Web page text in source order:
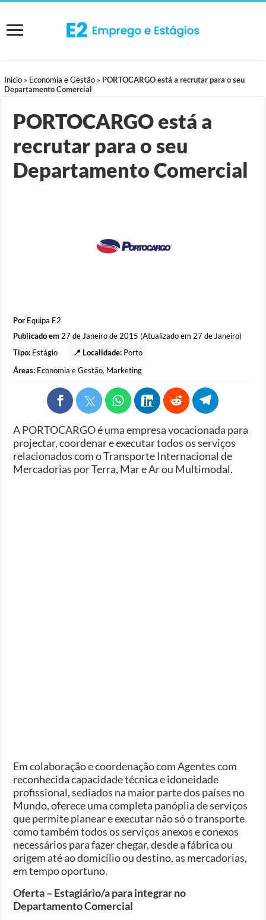
Início » Economia e Gestão » PORTOCARGO está a recrutar para o seu
Departamento Comercial
PORTOCARGO está a
recrutar para o seu
Departamento Comercial
Por Equipa E2
Publicado em 27 de Janeiro de 2015 (Atualizado em 27 de Janeiro)
Tipo: Estágio 📍 Localidade: Porto
Áreas: Economia e Gestão, Marketing
A PORTOCARGO é uma empresa vocacionada para
projectar, coordenar e executar todos os serviços
relacionados com o Transporte Internacional de
Mercadorias por Terra, Mar e Ar ou Multimodal.
Em colaboração e coordenação com Agentes com
reconhecida capacidade técnica e idoneidade
profissional, sediados na maior parte dos países no
Mundo, oferece uma completa panóplia de serviços
que permite planear e executar não só o transporte
como também todos os serviços anexos e conexos
necessários para fazer chegar, desde a fábrica ou
origem até ao domicílio ou destino, as mercadorias,
em tempo oportuno.
Oferta – Estagiário/a para integrar no
Departamento Comercial